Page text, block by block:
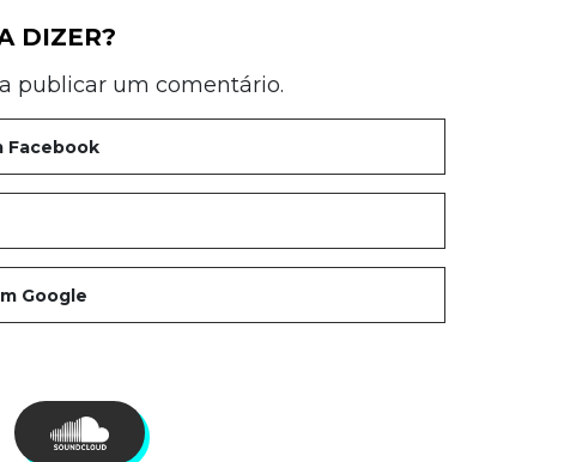
DIZER?
publicar um comentário.